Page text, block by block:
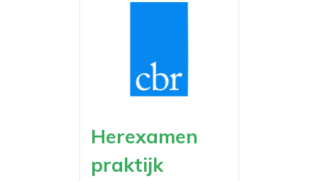
Herexamen
praktijk